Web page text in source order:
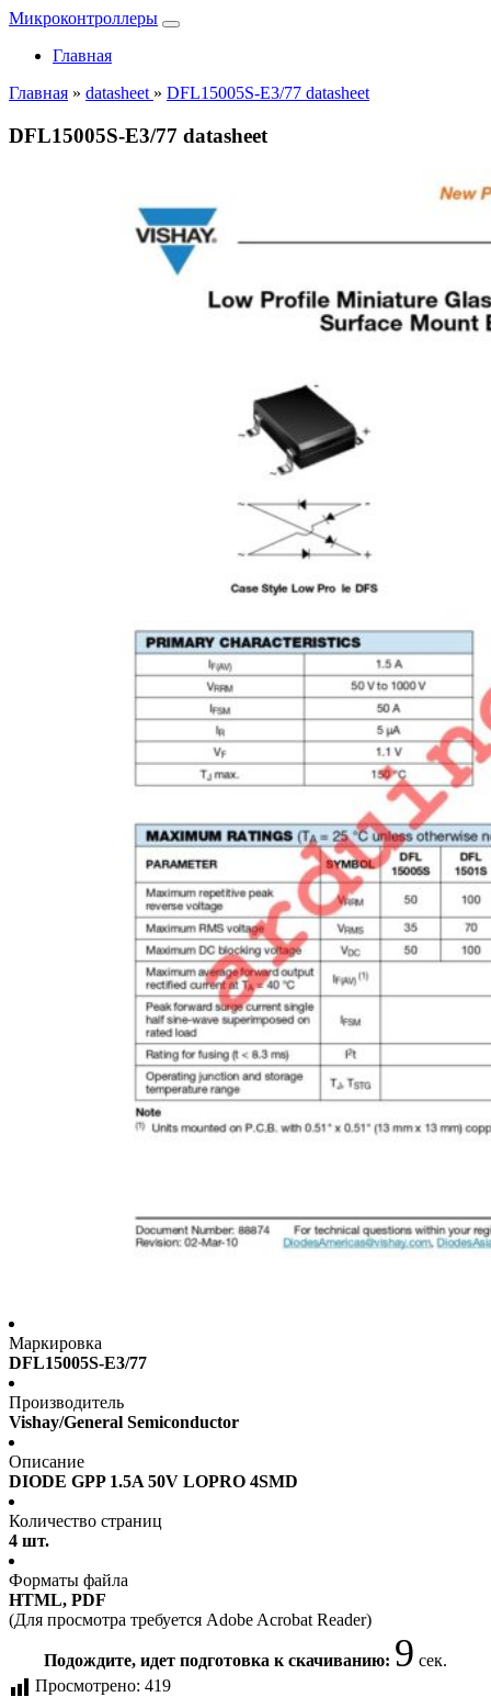
Микроконтроллеры
Главная
Главная » datasheet » DFL15005S-E3/77 datasheet
DFL15005S-E3/77 datasheet
Маркировка
DFL15005S-E3/77
Производитель
Vishay/General Semiconductor
Описание
DIODE GPP 1.5A 50V LOPRO 4SMD
Количество страниц
4 шт.
Форматы файла
HTML, PDF
(Для просмотра требуется Adobe Acrobat Reader)
Подождите, идет подготовка к скачиванию: 9 сек.
Просмотрено: 419